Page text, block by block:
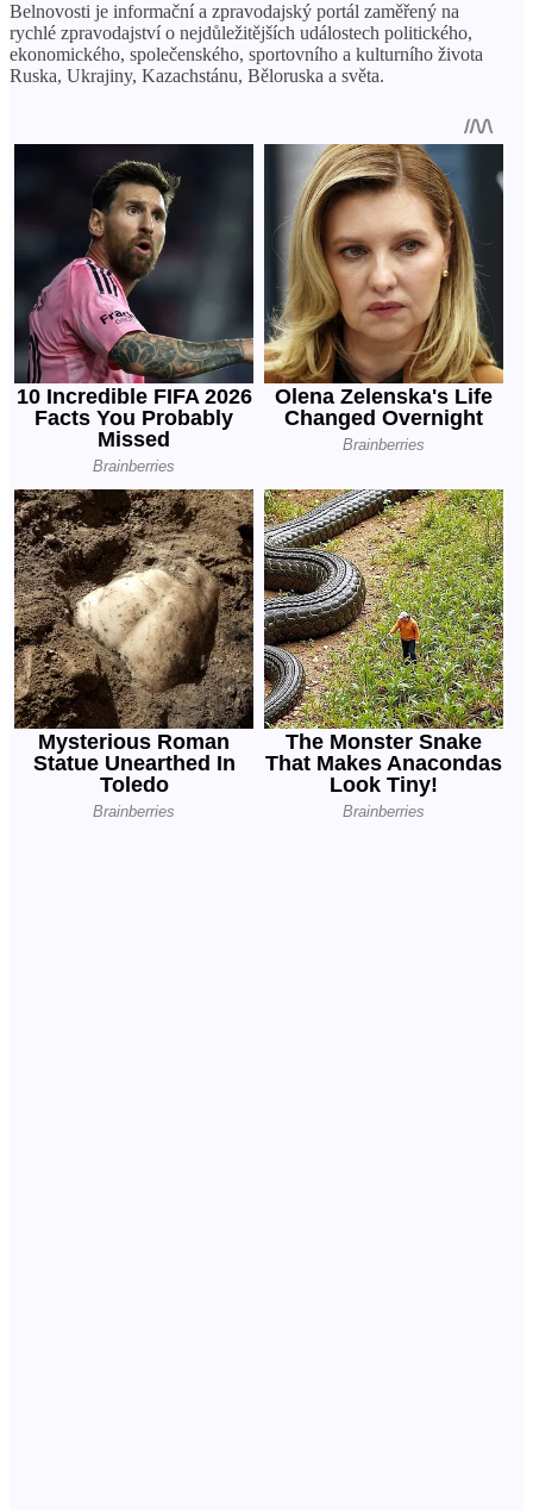
Belnovosti je informační a zpravodajský portál zaměřený na
rychlé zpravodajství o nejdůležitějších událostech politického,
ekonomického, společenského, sportovního a kulturního života
Ruska, Ukrajiny, Kazachstánu, Běloruska a světa.